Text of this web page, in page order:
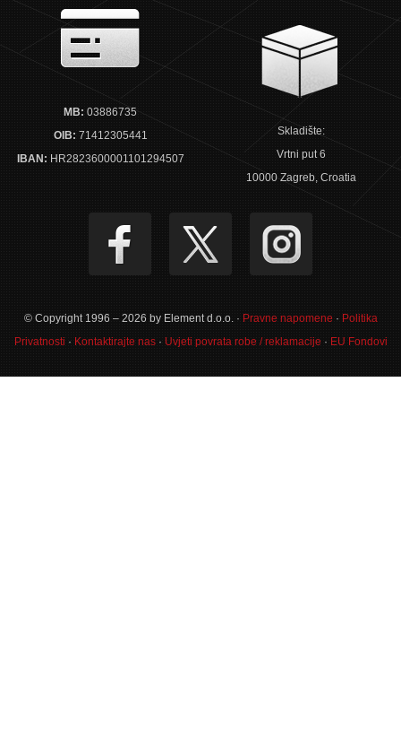
MB: 03886735
OIB: 71412305441
IBAN: HR2823600001101294507
Skladište:
Vrtni put 6
10000 Zagreb, Croatia
© Copyright 1996 – 2026 by Element d.o.o. · Pravne napomene · Politika
Privatnosti · Kontaktirajte nas· Uvjeti povrata robe / reklamacije · EU Fondovi